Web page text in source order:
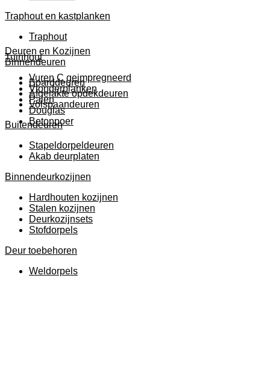
Traphout en kastplanken
Traphout
Tuinhout
Vuren C geimpregneerd
Vlonderplanken
Palen
Douglas
Betonpoer
Deuren en Kozijnen
Binnendeuren
Boarddeuren
Afgelakte opdekdeuren
Volspaandeuren
Buitendeuren
Stapeldorpeldeuren
Akab deurplaten
Binnendeurkozijnen
Hardhouten kozijnen
Stalen kozijnen
Deurkozijnsets
Stofdorpels
Deur toebehoren
Weldorpels